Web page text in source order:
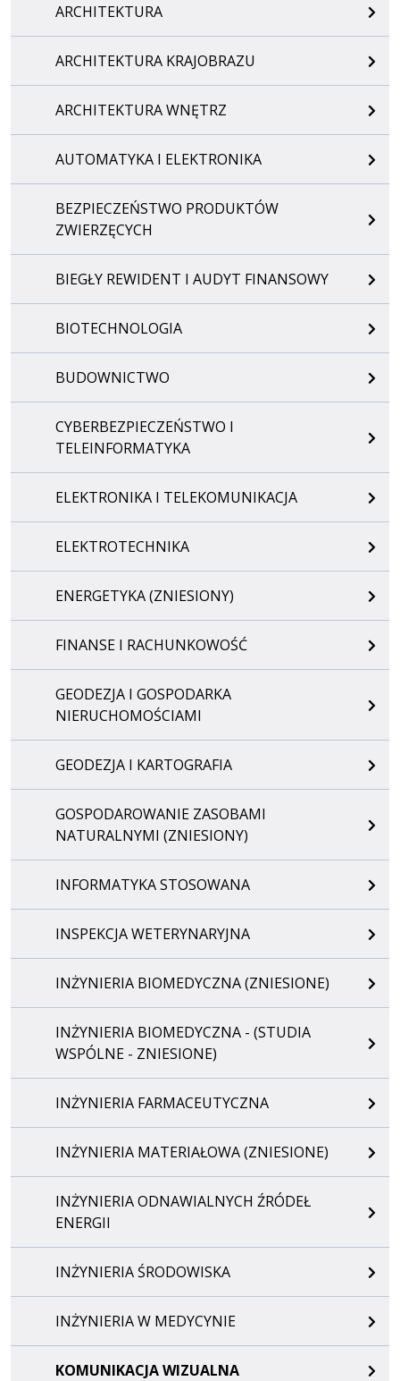
ARCHITEKTURA
ARCHITEKTURA KRAJOBRAZU
ARCHITEKTURA WNĘTRZ
AUTOMATYKA I ELEKTRONIKA
BEZPIECZEŃSTWO PRODUKTÓW
ZWIERZĘCYCH
BIEGŁY REWIDENT I AUDYT FINANSOWY
BIOTECHNOLOGIA
BUDOWNICTWO
CYBERBEZPIECZEŃSTWO I
TELEINFORMATYKA
ELEKTRONIKA I TELEKOMUNIKACJA
ELEKTROTECHNIKA
ENERGETYKA (ZNIESIONY)
FINANSE I RACHUNKOWOŚĆ
GEODEZJA I GOSPODARKA
NIERUCHOMOŚCIAMI
GEODEZJA I KARTOGRAFIA
GOSPODAROWANIE ZASOBAMI
NATURALNYMI (ZNIESIONY)
INFORMATYKA STOSOWANA
INSPEKCJA WETERYNARYJNA
INŻYNIERIA BIOMEDYCZNA (ZNIESIONE)
INŻYNIERIA BIOMEDYCZNA - (STUDIA
WSPÓLNE - ZNIESIONE)
INŻYNIERIA FARMACEUTYCZNA
INŻYNIERIA MATERIAŁOWA (ZNIESIONE)
INŻYNIERIA ODNAWIALNYCH ŹRÓDEŁ
ENERGII
INŻYNIERIA ŚRODOWISKA
INŻYNIERIA W MEDYCYNIE
KOMUNIKACJA WIZUALNA